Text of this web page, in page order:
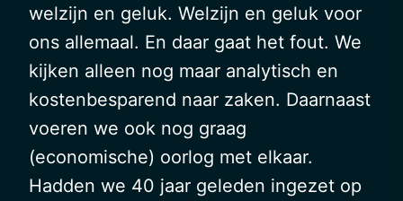
welzijn en geluk. Welzijn en geluk voor
ons allemaal. En daar gaat het fout. We
kijken alleen nog maar analytisch en
kostenbesparend naar zaken. Daarnaast
voeren we ook nog graag
(economische) oorlog met elkaar.
Hadden we 40 jaar geleden ingezet op